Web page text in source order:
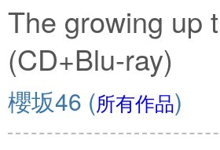
The growing up
(CD+Blu-ray)
櫻坂46 (所有作品)